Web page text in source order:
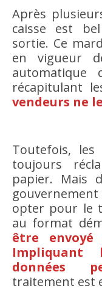
Après
caisse est
sortie. Ce
en vigueur
récapitulant
vendeurs ne
Toutefois,
toujours
papier. Mais
opter pour le
au format
être
Impliquant
données
traitement est